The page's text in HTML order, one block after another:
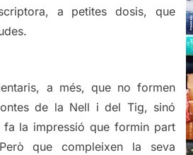
a petites dosis, que
a més, que no formen
de la Nell i del Tig, sinó
la impressió que formin part
que compleixen la seva